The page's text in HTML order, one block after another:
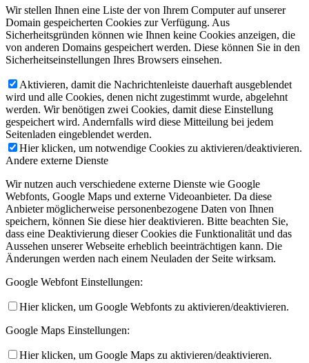
Wir stellen Ihnen eine Liste der von Ihrem Computer auf unserer
Domain gespeicherten Cookies zur Verfügung. Aus
Sicherheitsgründen können wie Ihnen keine Cookies anzeigen, die
von anderen Domains gespeichert werden. Diese können Sie in den
Sicherheitseinstellungen Ihres Browsers einsehen.
Aktivieren, damit die Nachrichtenleiste dauerhaft ausgeblendet
wird und alle Cookies, denen nicht zugestimmt wurde, abgelehnt
werden. Wir benötigen zwei Cookies, damit diese Einstellung
gespeichert wird. Andernfalls wird diese Mitteilung bei jedem
Seitenladen eingeblendet werden.
Hier klicken, um notwendige Cookies zu aktivieren/deaktivieren.
Andere externe Dienste
Wir nutzen auch verschiedene externe Dienste wie Google
Webfonts, Google Maps und externe Videoanbieter. Da diese
Anbieter möglicherweise personenbezogene Daten von Ihnen
speichern, können Sie diese hier deaktivieren. Bitte beachten Sie,
dass eine Deaktivierung dieser Cookies die Funktionalität und das
Aussehen unserer Webseite erheblich beeinträchtigen kann. Die
Änderungen werden nach einem Neuladen der Seite wirksam.
Google Webfont Einstellungen:
Hier klicken, um Google Webfonts zu aktivieren/deaktivieren.
Google Maps Einstellungen:
Hier klicken, um Google Maps zu aktivieren/deaktivieren.